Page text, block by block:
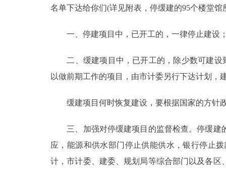
中介服务
政民互动
12345网上接诉即办
参与调查
名单下达给你们(详见附表，停缓建的95个楼堂
一、停建项目中，已开工的，一律停止建设
二、缓建项目中，已开工的，除少数可建设
以做前期工作的项目，由市计委另行下达计划
缓建项目何时恢复建设，要根据国家的方针
三、加强对停缓建项目的监督检查。停缓建
应，能源和供水部门停止供能供水，银行停止
计，市计委、建委、规划局等综合部门以及各